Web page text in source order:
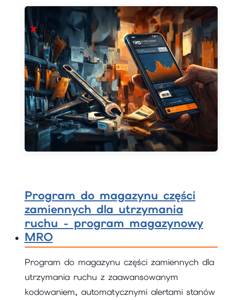
Program do magazynu części
zamiennych dla utrzymania
ruchu - program magazynowy
MRO
Program do magazynu części zamiennych dla
utrzymania ruchu z zaawansowanym
kodowaniem, automatycznymi alertami stanów